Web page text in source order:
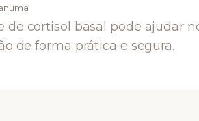
de cortisol basal pode ajudar
de forma prática e segura.